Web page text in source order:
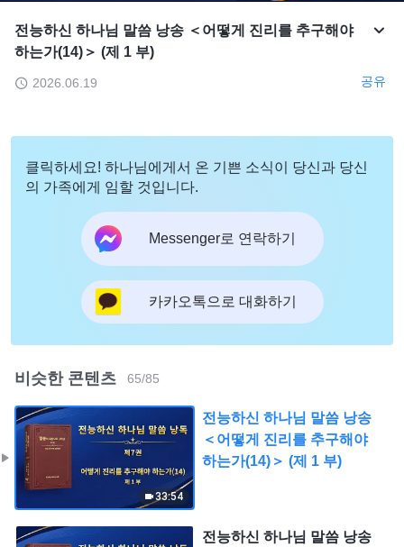
전능하신 하나님 말씀 낭송 ＜어떻게 진리를 추구해야
하는가(14)＞ (제 1 부)
2026.06.19 공유
클릭하세요! 하나님에게서 온 기쁜 소식이 당신과 당신
의 가족에게 임할 것입니다.
Messenger로 연락하기
카카오톡으로 대화하기
비슷한 콘텐츠 65/85
33:54
전능하신 하나님 말씀 낭송
＜어떻게 진리를 추구해야
하는가(14)＞ (제 1 부)
전능하신 하나님 말씀 낭송